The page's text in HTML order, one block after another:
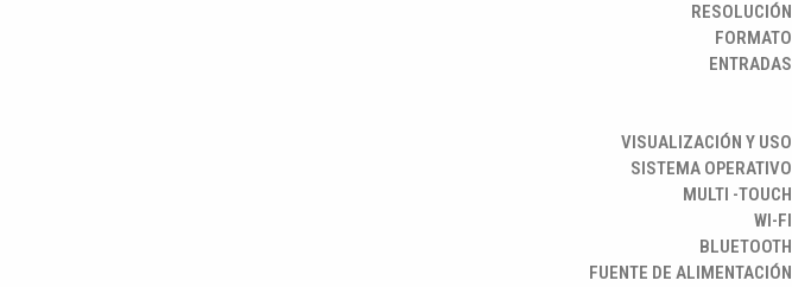
RESOLUCIÓN
FORMATO
ENTRADAS
VISUALIZACIÓN Y USO
SISTEMA OPERATIVO
MULTI -TOUCH
WI-FI
BLUETOOTH
FUENTE DE ALIMENTACIÓN